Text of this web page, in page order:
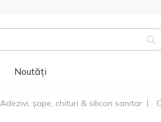
Noutăți
Adezivi, șape, chituri & silicon sanitar